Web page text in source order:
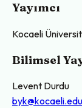
Yayımcı
Kocaeli
Bilimsel
Levent Durdu